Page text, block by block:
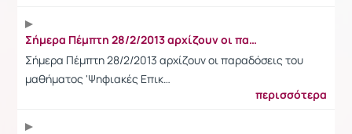
Σήμερα Πέμπτη 28/2/2013 αρχίζουν οι παραδόσεις του μαθήματος 'Ψηφιακές Επικοινωνίες'.
Σήμερα Πέμπτη 28/2/2013 αρχίζουν οι παραδόσεις του
μαθήματος 'Ψηφιακές Επικ…
περισσότερα